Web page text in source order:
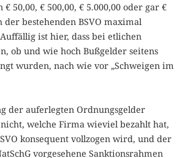
50,00, € 500,00, € 5.000,00 oder gar €
der bestehenden BSVO maximal
ist hier, dass bei etlichen
ob und wie hoch Bußgelder seitens
wurden, nach wie vor „Schweigen im
der auferlegten Ordnungsgelder
welche Firma wieviel bezahlt hat,
konsequent vollzogen wird, und der
vorgesehene Sanktionsrahmen